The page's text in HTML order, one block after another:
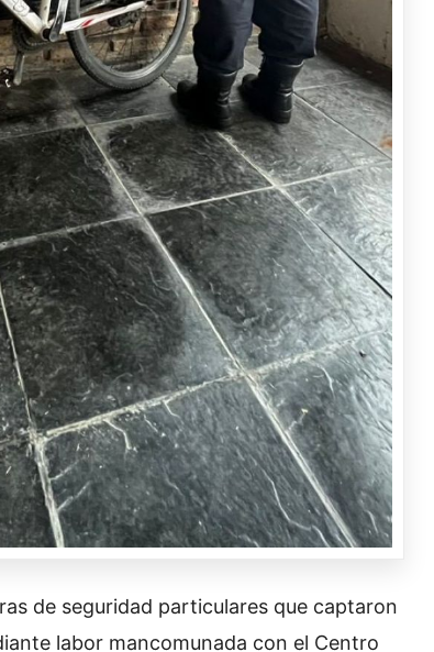
de seguridad particulares que captaron
labor mancomunada con el Centro